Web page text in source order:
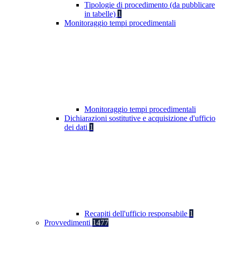
Tipologie di procedimento (da pubblicare
in tabelle) 1
Monitoraggio tempi procedimentali
Monitoraggio tempi procedimentali
Dichiarazioni sostitutive e acquisizione d'ufficio
dei dati 1
Recapiti dell'ufficio responsabile 1
Provvedimenti 1477